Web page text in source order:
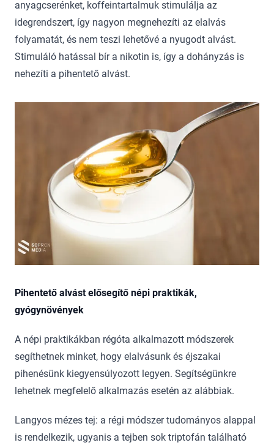
anyagcserénket, koffeintartalmuk stimulálja az
idegrendszert, így nagyon megnehezíti az elalvás
folyamatát, és nem teszi lehetővé a nyugodt alvást.
Stimuláló hatással bír a nikotin is, így a dohányzás is
nehezíti a pihentető alvást.
Pihentető alvást elősegítő népi praktikák,
gyógynövények
A népi praktikákban régóta alkalmazott módszerek
segíthetnek minket, hogy elalvásunk és éjszakai
pihenésünk kiegyensúlyozott legyen. Segítségünkre
lehetnek megfelelő alkalmazás esetén az alábbiak.
Langyos mézes tej: a régi módszer tudományos alappal
is rendelkezik, ugyanis a tejben sok triptofán található